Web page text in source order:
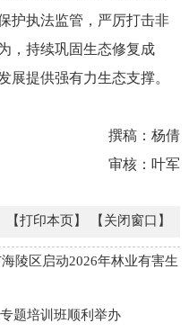
护执法监管，严厉打击非
，持续巩固生态修复成
展提供强有力生态支撑。
撰稿：杨倩
审核：叶军
【打印本页】 【关闭窗口】
陵区启动2026年林业有害生
题培训班顺利举办